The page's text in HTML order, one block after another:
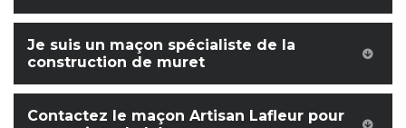
Je suis un maçon spécialiste de la
construction de muret
Contactez le maçon Artisan Lafleur pour